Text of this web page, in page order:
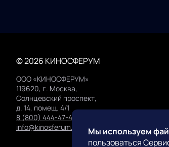
Мы используем
пользоваться
© 2026 КИНОСФЕРУМ
ООО «КИНОСФЕРУМ»
119620, г. Москва,
Солнцевский проспект,
д. 14, помещ. 4/1
8 (800) 444-47-42
info@kinosferum.org